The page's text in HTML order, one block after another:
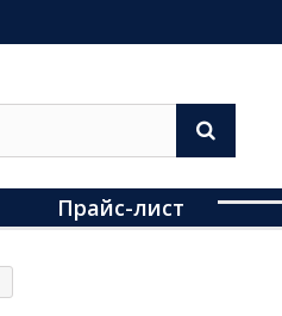
Прайс-лист